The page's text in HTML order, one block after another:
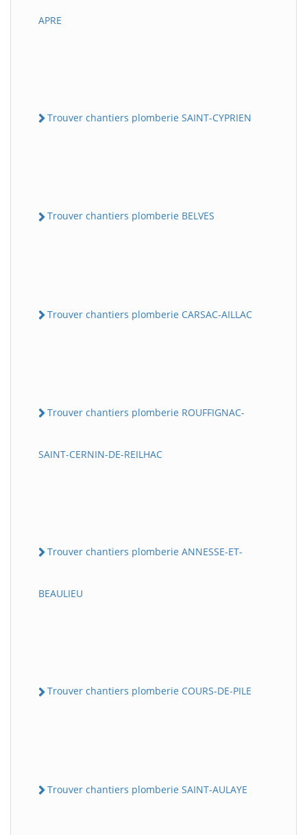
APRE
Trouver chantiers plomberie SAINT-CYPRIEN
Trouver chantiers plomberie BELVES
Trouver chantiers plomberie CARSAC-AILLAC
Trouver chantiers plomberie ROUFFIGNAC-
SAINT-CERNIN-DE-REILHAC
Trouver chantiers plomberie ANNESSE-ET-
BEAULIEU
Trouver chantiers plomberie COURS-DE-PILE
Trouver chantiers plomberie SAINT-AULAYE